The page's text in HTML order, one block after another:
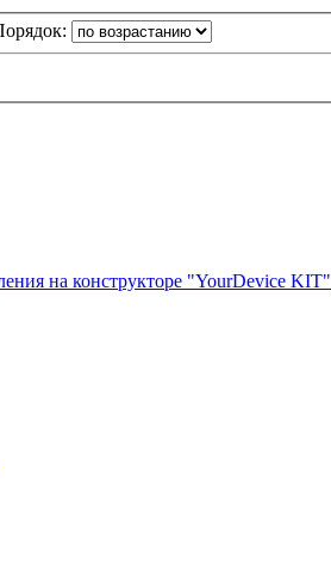
на конструкторе "YourDevice KIT"